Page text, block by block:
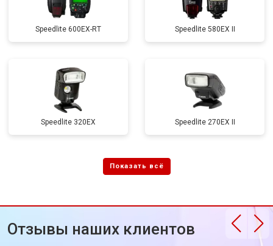
Speedlite 600EX-RT Speedlite 580EX II
Speedlite 320EX Speedlite 270EX II
Отзывы наших клиентов